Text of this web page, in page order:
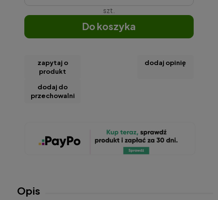
szt.
do koszyka
zapytaj o
produkt
dodaj opinię
dodaj do
przechowalni
Opis